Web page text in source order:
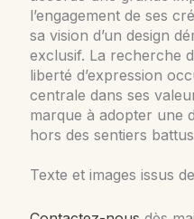
l’engagement de ses
sa vision d’un design
exclusif. La recherche
liberté d’expression
centrale dans ses
marque à adopter une
hors des sentiers
Texte et images issus de